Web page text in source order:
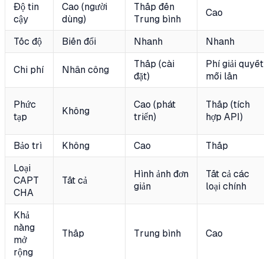
Độ tin
cậy
Cao (người
dùng)
Thấp đến
Trung bình
Cao
Tốc độ Biến đổi Nhanh Nhanh
Chi phí Nhân công
Thấp (cài
đặt)
Phí giải quyết
mỗi lần
Phức
tạp
Không
Cao (phát
triển)
Thấp (tích
hợp API)
Bảo trì Không Cao
Thấp
Loại
CAPT
CHA
Tất cả
Hình ảnh đơn
giản
Tất cả các
loại chính
Khả
năng
mở
rộng
Thấp Trung bình Cao